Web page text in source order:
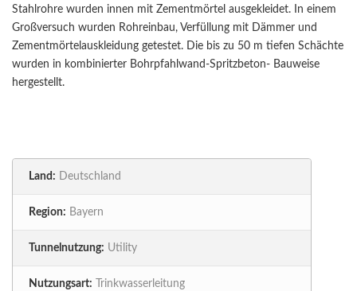
Stahlrohre wurden innen mit Zementmörtel ausgekleidet. In einem
Großversuch wurden Rohreinbau, Verfüllung mit Dämmer und
Zementmörtelauskleidung getestet. Die bis zu 50 m tiefen Schächte
wurden in kombinierter Bohrpfahlwand-Spritzbeton- Bauweise
hergestellt.
Land: Deutschland
Region: Bayern
Tunnelnutzung: Utility
Nutzungsart: Trinkwasserleitung